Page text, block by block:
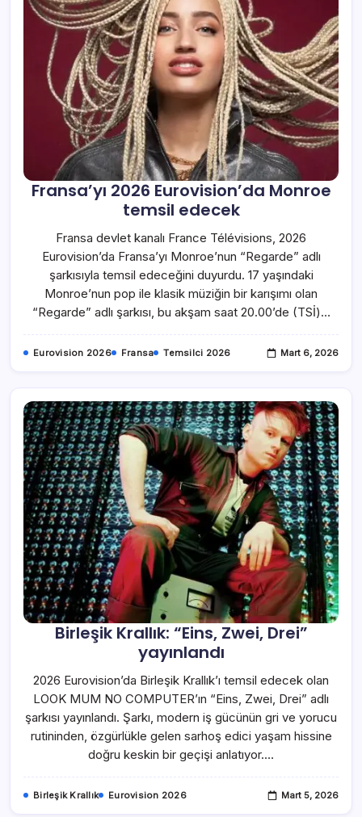
Fransa’yı 2026 Eurovision’da Monroe
temsil edecek
Fransa devlet kanalı France Télévisions, 2026
Eurovision’da Fransa’yı Monroe’nun “Regarde” adlı
şarkısıyla temsil edeceğini duyurdu. 17 yaşındaki
Monroe’nun pop ile klasik müziğin bir karışımı olan
“Regarde” adlı şarkısı, bu akşam saat 20.00’de (TSİ)…
Eurovision 2026 Fransa Temsilci 2026 Mart 6, 2026
Birleşik Krallık: “Eins, Zwei, Drei”
yayınlandı
2026 Eurovision’da Birleşik Krallık’ı temsil edecek olan
LOOK MUM NO COMPUTER’ın “Eins, Zwei, Drei” adlı
şarkısı yayınlandı. Şarkı, modern iş gücünün gri ve yorucu
rutininden, özgürlükle gelen sarhoş edici yaşam hissine
doğru keskin bir geçişi anlatıyor.…
Birleşik Krallık Eurovision 2026 Mart 5, 2026